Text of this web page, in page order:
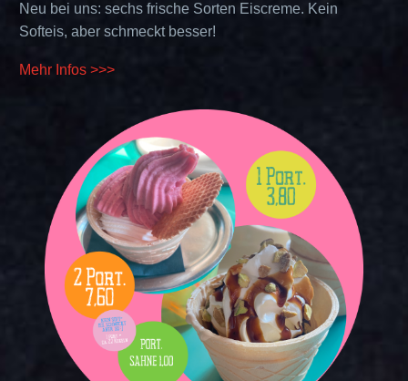
Neu bei uns: sechs frische Sorten Eiscreme. Kein
Softeis, aber schmeckt besser!
Mehr Infos >>>